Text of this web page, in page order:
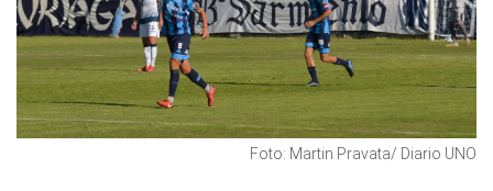
Foto: Martin Pravata/ Diario UNO